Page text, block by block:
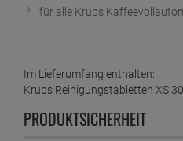
für alle Krups
Im Lieferumfang enthalten:
Krups Reinigungstabletten XS
PRODUKTSICHERHEIT